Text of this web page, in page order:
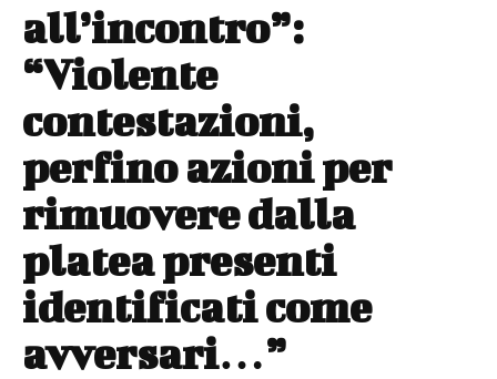
all’incontro”:
“Violente
contestazioni,
perfino azioni per
rimuovere dalla
platea presenti
identificati come
avversari…”